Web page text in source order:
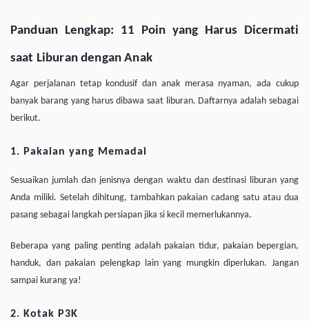
Panduan Lengkap: 11 Poin yang Harus Dicermati
saat Liburan dengan Anak
Agar perjalanan tetap kondusif dan anak merasa nyaman, ada cukup
banyak barang yang harus dibawa saat liburan. Daftarnya adalah sebagai
berikut.
1. Pakaian yang Memadai
Sesuaikan jumlah dan jenisnya dengan waktu dan destinasi liburan yang
Anda miliki. Setelah dihitung, tambahkan pakaian cadang satu atau dua
pasang sebagai langkah persiapan jika si kecil memerlukannya.
Beberapa yang paling penting adalah pakaian tidur, pakaian bepergian,
handuk, dan pakaian pelengkap lain yang mungkin diperlukan. Jangan
sampai kurang ya!
2. Kotak P3K